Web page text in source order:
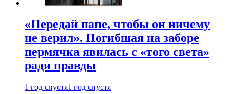
«Передай папе, чтобы он ничему
не верил». Погибшая на заборе
пермячка явилась с «того света»
ради правды
1 год спустя1 год спустя